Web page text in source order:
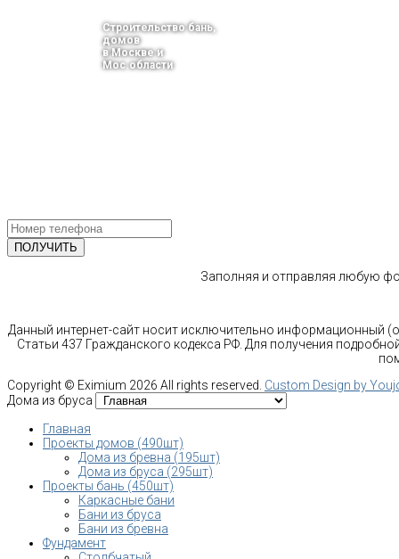
Строительство бань,
домов
в Москве и
Мос.области
Заполняя и отправляя любую
Данный интернет-сайт носит исключительно информационный
Статьи 437 Гражданского кодекса РФ. Для получения
Copyright © Eximium 2026 All rights reserved. Custom Design by
Дома из бруса
Главная
Проекты домов (490шт)
Дома из бревна (195шт)
Дома из бруса (295шт)
Проекты бань (450шт)
Каркасные бани
Бани из бруса
Бани из бревна
Фундамент